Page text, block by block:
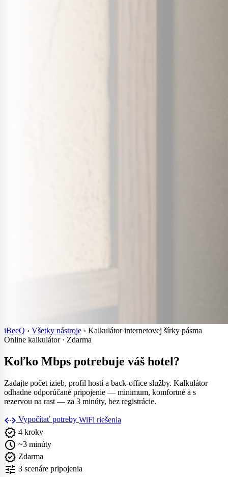
iBeeQ › Všetky nástroje › Kalkulátor internetovej šírky pásma
Online kalkulátor · Zdarma
Koľko Mbps potrebuje váš hotel?
Zadajte počet izieb, profil hostí a back-office služby. Kalkulátor
odhadne odporúčané pripojenie — minimum, komfortné a s
rezervou na rast — za 3 minúty, bez registrácie.
settings_ethernet Vypočítať potreby WiFi riešenia
verified 4 kroky
schedule ~3 minúty
verified Zdarma
tune 3 scenáre pripojenia